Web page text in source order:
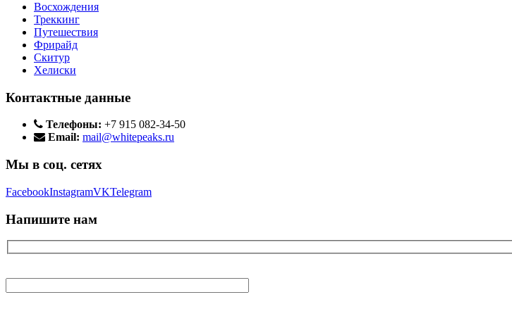
Восхождения
Треккинг
Путешествия
Фрирайд
Скитур
Хелиски
Контактные данные
Телефоны: +7 915 082-34-50
Email: mail@whitepeaks.ru
Мы в соц. сетях
FacebookInstagramVKTelegram
Напишите нам